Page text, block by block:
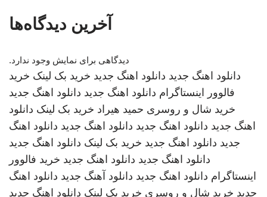
آخرین دیدگاه‌ها
دیدگاهی برای نمایش وجود ندارد.
دانلود اهنگ جدید دانلود اهنگ جدید خرید بک لینک خرید
فالوور اینستاگرام دانلود اهنگ جدید دانلود اهنگ جدید
خرید شال و روسری حمید هیراد خرید بک لینک دانلود
اهنگ جدید دانلود اهنگ جدید دانلود اهنگ جدید دانلود اهنگ
جدید دانلود اهنگ جدید خرید بک لینک دانلود اهنگ جدید
دانلود اهنگ جدید دانلود اهنگ جدید خرید فالوور
اینستاگرام دانلود اهنگ جدید دانلود آهنگ جدید دانلود اهنگ
جدید خرید شال و روسری خرید بک لینک دانلود اهنگ جدید